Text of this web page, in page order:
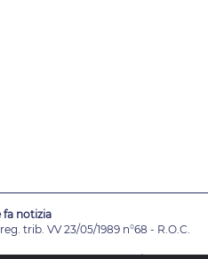
fa notizia
trib. VV 23/05/1989 n°68 - R.O.C.